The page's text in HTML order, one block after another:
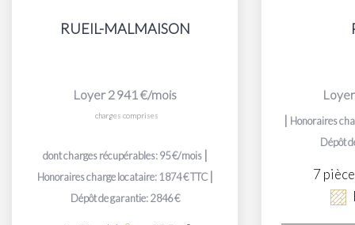
RUEIL-MALMAISON
Loyer 2 941 €/mois
charges comprises
dont charges récupérables: 95 €/mois |
Honoraires charge locataire: 1 874 € TTC |
Dépôt de garantie: 2 846 €
| Honoraires
Dépôt
7